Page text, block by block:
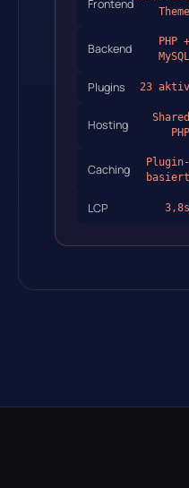
Frontend
Theme
Backend
PHP +
MySQL
Plugins 23 aktiv
Hosting
Shared
PHP
Caching
Plugin-
basiert
LCP 3,8s